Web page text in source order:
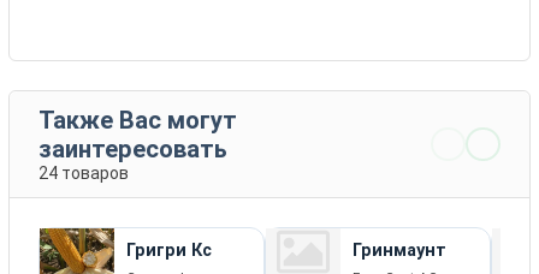
Также Вас могут
заинтересовать
24 товаров
Григри Кс Гринмаунт